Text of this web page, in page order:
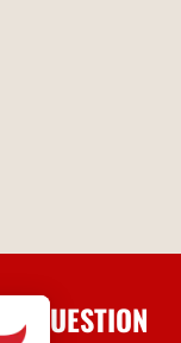
UNE QUESTION